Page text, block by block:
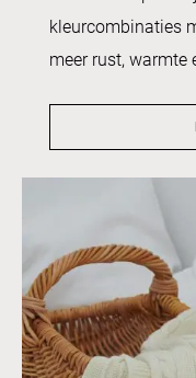
kleurcombinaties
meer rust, warmte